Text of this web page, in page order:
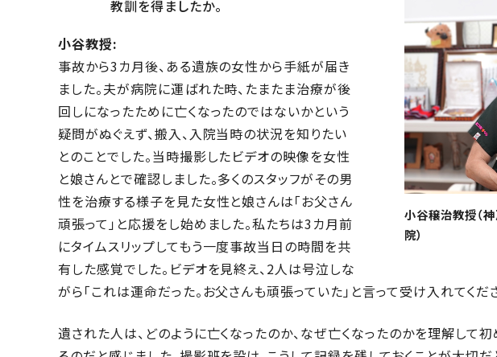
小谷穣治教授（
院）
教訓を得ましたか。
小谷教授:
事故から3カ月後、ある遺族の女性から手紙が届き
ました。夫が病院に運ばれた時、たまたま治療が後
回しになったために亡くなったのではないかという
疑問がぬぐえず、搬入、入院当時の状況を知りたい
とのことでした。当時撮影したビデオの映像を女性
と娘さんとで確認しました。多くのスタッフがその男
性を治療する様子を見た女性と娘さんは「お父さん
頑張って」と応援をし始めました。私たちは3カ月前
にタイムスリップしてもう一度事故当日の時間を共
有した感覚でした。ビデオを見終え、2人は号泣しな
がら「これは運命だった。お父さんも頑張っていた」と言って受け入れてくだ
遺された人は、どのように亡くなったのか、なぜ亡くなったのかを理解し